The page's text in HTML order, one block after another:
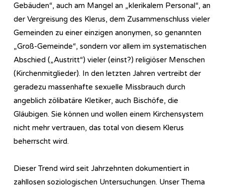
Gebäuden“, auch am Mangel an „klerikalem Personal“, an
der Vergreisung des Klerus, dem Zusammenschluss vieler
Gemeinden zu einer einzigen anonymen, so genannten
„Groß-Gemeinde“, sondern vor allem im systematischen
Abschied („Austritt“) vieler (einst?) religiöser Menschen
(Kirchenmitglieder). In den letzten Jahren vertreibt der
geradezu massenhafte sexuelle Missbrauch durch
angeblich zölibatäre Kletiker, auch Bischöfe, die
Gläubigen. Sie können und wollen einem Kirchensystem
nicht mehr vertrauen, das total von diesem Klerus
beherrscht wird.
Dieser Trend wird seit Jahrzehnten dokumentiert in
zahllosen soziologischen Untersuchungen. Unser Thema